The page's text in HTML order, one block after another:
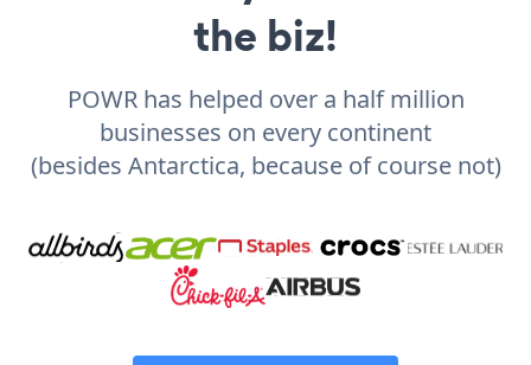
the biz!
POWR has helped over a half million
businesses on every continent
(besides Antarctica, because of course not)